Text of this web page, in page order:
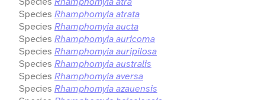
Species Rhamphomyia atrata
Species Rhamphomyia aucta
Species Rhamphomyia auricoma
Species Rhamphomyia auripilosa
Species Rhamphomyia australis
Species Rhamphomyia aversa
Species Rhamphomyia azauensis